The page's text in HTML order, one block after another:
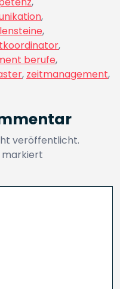
,
,
,
berufe,
, zeitmanagement,
veröffentlicht.
markiert